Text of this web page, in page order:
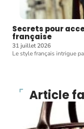
Secrets pour
française
31 juillet 2026
Le style français intrigue
Article